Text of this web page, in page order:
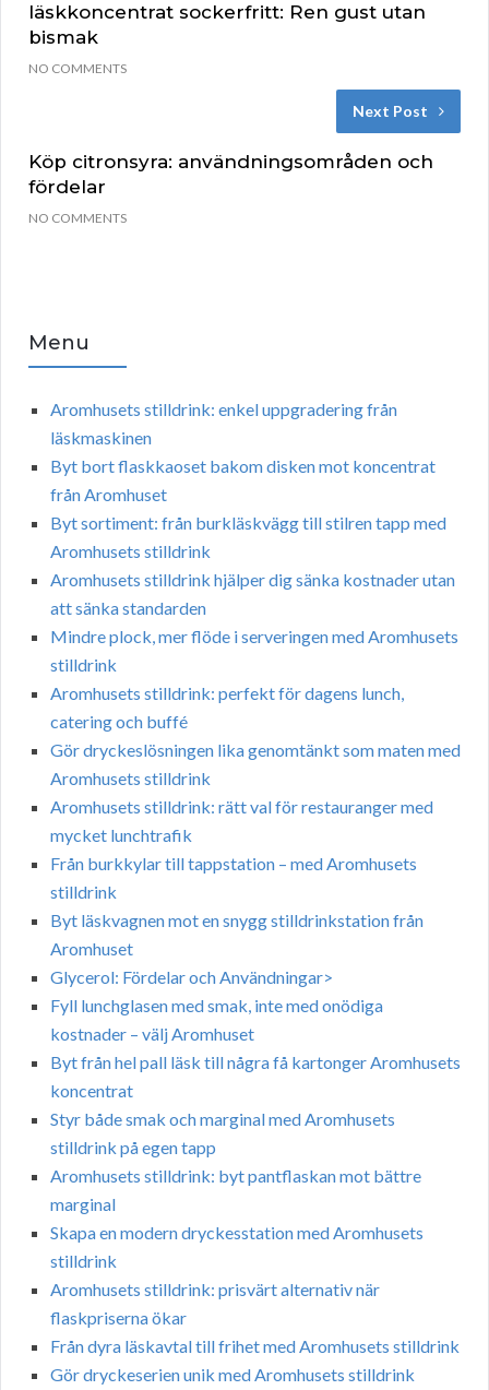
läskkoncentrat sockerfritt: Ren gust utan
bismak
NO COMMENTS
Next Post
Köp citronsyra: användningsområden och
fördelar
NO COMMENTS
Menu
Aromhusets stilldrink: enkel uppgradering från
läskmaskinen
Byt bort flaskkaoset bakom disken mot koncentrat
från Aromhuset
Byt sortiment: från burkläskvägg till stilren tapp med
Aromhusets stilldrink
Aromhusets stilldrink hjälper dig sänka kostnader utan
att sänka standarden
Mindre plock, mer flöde i serveringen med Aromhusets
stilldrink
Aromhusets stilldrink: perfekt för dagens lunch,
catering och buffé
Gör dryckeslösningen lika genomtänkt som maten med
Aromhusets stilldrink
Aromhusets stilldrink: rätt val för restauranger med
mycket lunchtrafik
Från burkkylar till tappstation – med Aromhusets
stilldrink
Byt läskvagnen mot en snygg stilldrinkstation från
Aromhuset
Glycerol: Fördelar och Användningar>
Fyll lunchglasen med smak, inte med onödiga
kostnader – välj Aromhuset
Byt från hel pall läsk till några få kartonger Aromhusets
koncentrat
Styr både smak och marginal med Aromhusets
stilldrink på egen tapp
Aromhusets stilldrink: byt pantflaskan mot bättre
marginal
Skapa en modern dryckesstation med Aromhusets
stilldrink
Aromhusets stilldrink: prisvärt alternativ när
flaskpriserna ökar
Från dyra läskavtal till frihet med Aromhusets stilldrink
Gör dryckeserien unik med Aromhusets stilldrink